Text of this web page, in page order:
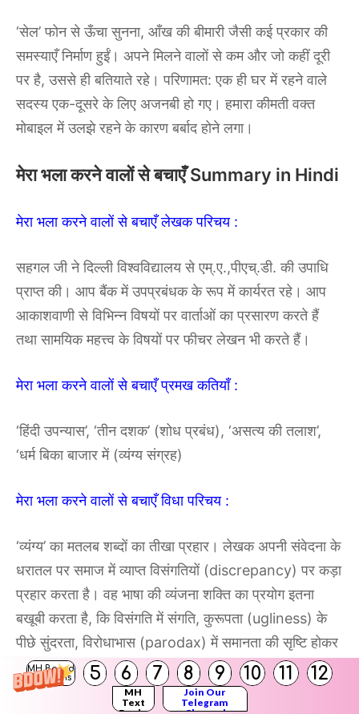
MH Board
Solutions
5 6 7 8 9 10 11 12
MH
Text
Join Our
Telegram
‘सेल’ फोन से ऊँचा सुनना, आँख की बीमारी जैसी कई प्रकार की
समस्याएँ निर्माण हुईं। अपने मिलने वालों से कम और जो कहीं दूरी
पर है, उससे ही बतियाते रहे। परिणामत: एक ही घर में रहने वाले
सदस्य एक-दूसरे के लिए अजनबी हो गए। हमारा कीमती वक्त
मोबाइल में उलझे रहने के कारण बर्बाद होने लगा।
मेरा भला करने वालों से बचाएँ Summary in Hindi
मेरा भला करने वालों से बचाएँ लेखक परिचय :
सहगल जी ने दिल्ली विश्वविद्यालय से एम्.ए.,पीएच्.डी. की उपाधि
प्राप्त की। आप बैंक में उपप्रबंधक के रूप में कार्यरत रहे। आप
आकाशवाणी से विभिन्न विषयों पर वार्ताओं का प्रसारण करते हैं
तथा सामयिक महत्त्व के विषयों पर फीचर लेखन भी करते हैं।
मेरा भला करने वालों से बचाएँ प्रमख कतियाँ :
‘हिंदी उपन्यास’, ‘तीन दशक’ (शोध प्रबंध), ‘असत्य की तलाश’,
‘धर्म बिका बाजार में (व्यंग्य संग्रह)
मेरा भला करने वालों से बचाएँ विधा परिचय :
‘व्यंग्य’ का मतलब शब्दों का तीखा प्रहार। लेखक अपनी संवेदना के
धरातल पर समाज में व्याप्त विसंगतियों (discrepancy) पर कड़ा
प्रहार करता है। वह भाषा की व्यंजना शक्ति का प्रयोग इतना
बखूबी करता है, कि विसंगति में संगति, कुरूपता (ugliness) के
पीछे सुंदरता, विरोधाभास (parodax) में समानता की सृष्टि होकर
हास्य रस की निष्पत्ति होती है।